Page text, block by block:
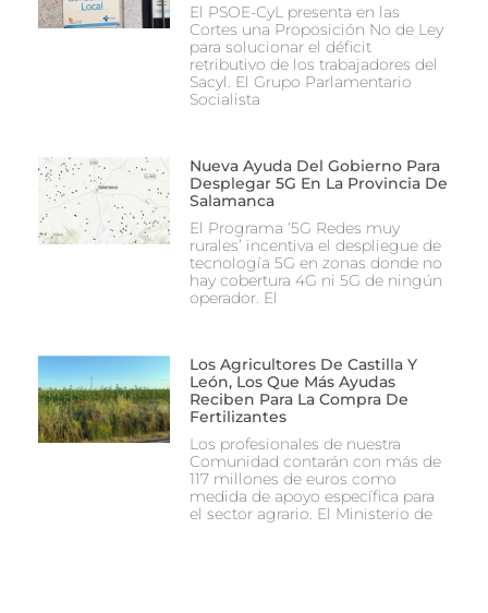
El PSOE-CyL presenta en las
Cortes una Proposición No de Ley
para solucionar el déficit
retributivo de los trabajadores del
Sacyl. El Grupo Parlamentario
Socialista
Nueva Ayuda Del Gobierno Para
Desplegar 5G En La Provincia De
Salamanca
El Programa ‘5G Redes muy
rurales’ incentiva el despliegue de
tecnología 5G en zonas donde no
hay cobertura 4G ni 5G de ningún
operador. El
Los Agricultores De Castilla Y
León, Los Que Más Ayudas
Reciben Para La Compra De
Fertilizantes
Los profesionales de nuestra
Comunidad contarán con más de
117 millones de euros como
medida de apoyo específica para
el sector agrario. El Ministerio de